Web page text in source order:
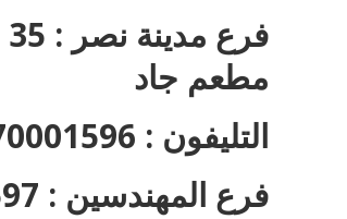
مطعم جاد
التليفون : 01270001596
فرع المهندسين : 01270001597